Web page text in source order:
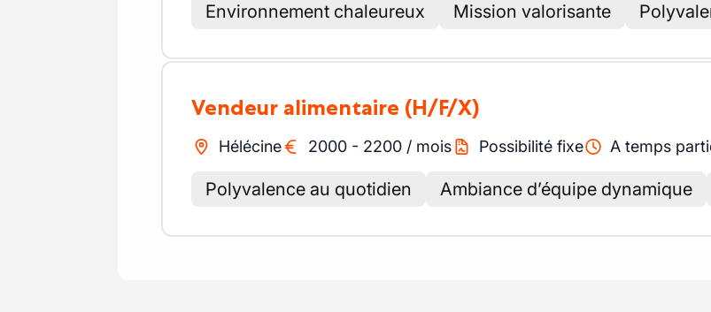
Environnement chaleureux Mission valorisante
Vendeur alimentaire (H/F/X)
Hélécine 2000 - 2200 / mois Possibilité fixe A temps
Polyvalence au quotidien Ambiance d’équipe dynamique